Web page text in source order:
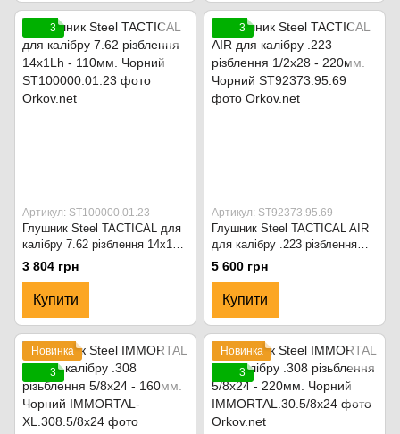
3
Артикул: ST100000.01.23
Глушник Steel TACTICAL для
калібру 7.62 різблення 14х1Lh
- 110мм. Чорний
3 804 грн
Купити
3
Артикул: ST92373.95.69
Глушник Steel TACTICAL AIR
для калібру .223 різблення
1/2х28 - 220мм. Чорний
5 600 грн
Купити
Новинка
3
Новинка
3